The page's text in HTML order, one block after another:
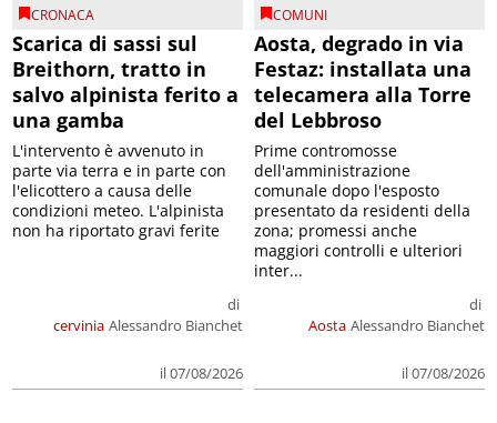
CRONACA
Scarica di sassi sul
Breithorn, tratto in
salvo alpinista ferito a
una gamba
cervinia
di
Alessandro Bianchet
il 07/08/2026
L'intervento è avvenuto in
parte via terra e in parte con
l'elicottero a causa delle
condizioni meteo. L'alpinista
non ha riportato gravi ferite
COMUNI
Aosta, degrado in via
Festaz: installata una
telecamera alla Torre
del Lebbroso
Aosta
di
Alessandro Bianchet
il 07/08/2026
Prime contromosse
dell'amministrazione
comunale dopo l'esposto
presentato da residenti della
zona; promessi anche
maggiori controlli e ulteriori
inter...